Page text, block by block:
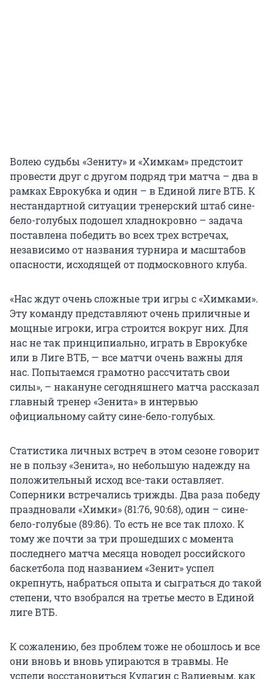
Волею судьбы «Зениту» и «Химкам» предстоит
провести друг с другом подряд три матча – два в
рамках Еврокубка и один – в Единой лиге ВТБ. К
нестандартной ситуации тренерский штаб сине-
бело-голубых подошел хладнокровно – задача
поставлена победить во всех трех встречах,
независимо от названия турнира и масштабов
опасности, исходящей от подмосковного клуба.
«Нас ждут очень сложные три игры с «Химками».
Эту команду представляют очень приличные и
мощные игроки, игра строится вокруг них. Для
нас не так принципиально, играть в Еврокубке
или в Лиге ВТБ, — все матчи очень важны для
нас. Попытаемся грамотно рассчитать свои
силы», – накануне сегодняшнего матча рассказал
главный тренер «Зенита» в интервью
официальному сайту сине-бело-голубых.
Статистика личных встреч в этом сезоне говорит
не в пользу «Зенита», но небольшую надежду на
положительный исход все-таки оставляет.
Соперники встречались трижды. Два раза победу
праздновали «Химки» (81:76, 90:68), один – сине-
бело-голубые (89:86). То есть не все так плохо. К
тому же почти за три прошедших с момента
последнего матча месяца новодел российского
баскетбола под названием «Зенит» успел
окрепнуть, набраться опыта и сыграться до такой
степени, что взобрался на третье место в Единой
лиге ВТБ.
К сожалению, без проблем тоже не обошлось и все
они вновь и вновь упираются в травмы. Не
успели восстановиться Кулагин с Валиевым, как